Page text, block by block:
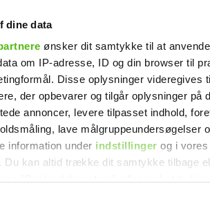
dine data
ønsker dit samtykke til at
om IP-adresse, ID og din browser til
Disse oplysninger videregives
der opbevarer og tilgår oplysninger på
annoncer, levere tilpasset indhold,
lave målgruppeundersøgelser
information under indstillinger og i vores
Du kan altid trække dit samtykke tilbage